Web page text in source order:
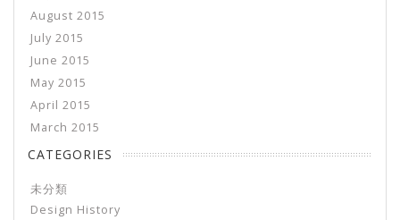
August 2015
July 2015
June 2015
May 2015
April 2015
March 2015
CATEGORIES
未分類
Design History